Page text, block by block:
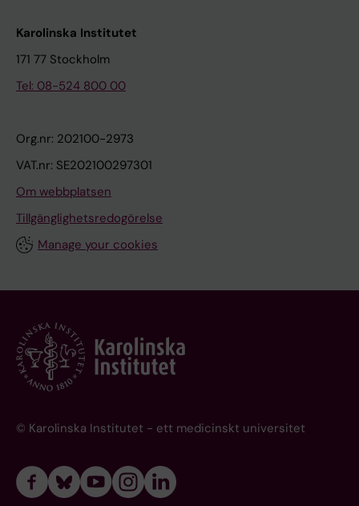
Karolinska Institutet
171 77 Stockholm
Tel: 08-524 800 00
Org.nr: 202100-2973
VAT.nr: SE202100297301
Om webbplatsen
Tillgänglighetsredogörelse
Manage your cookies
© Karolinska Institutet - ett medicinskt universitet